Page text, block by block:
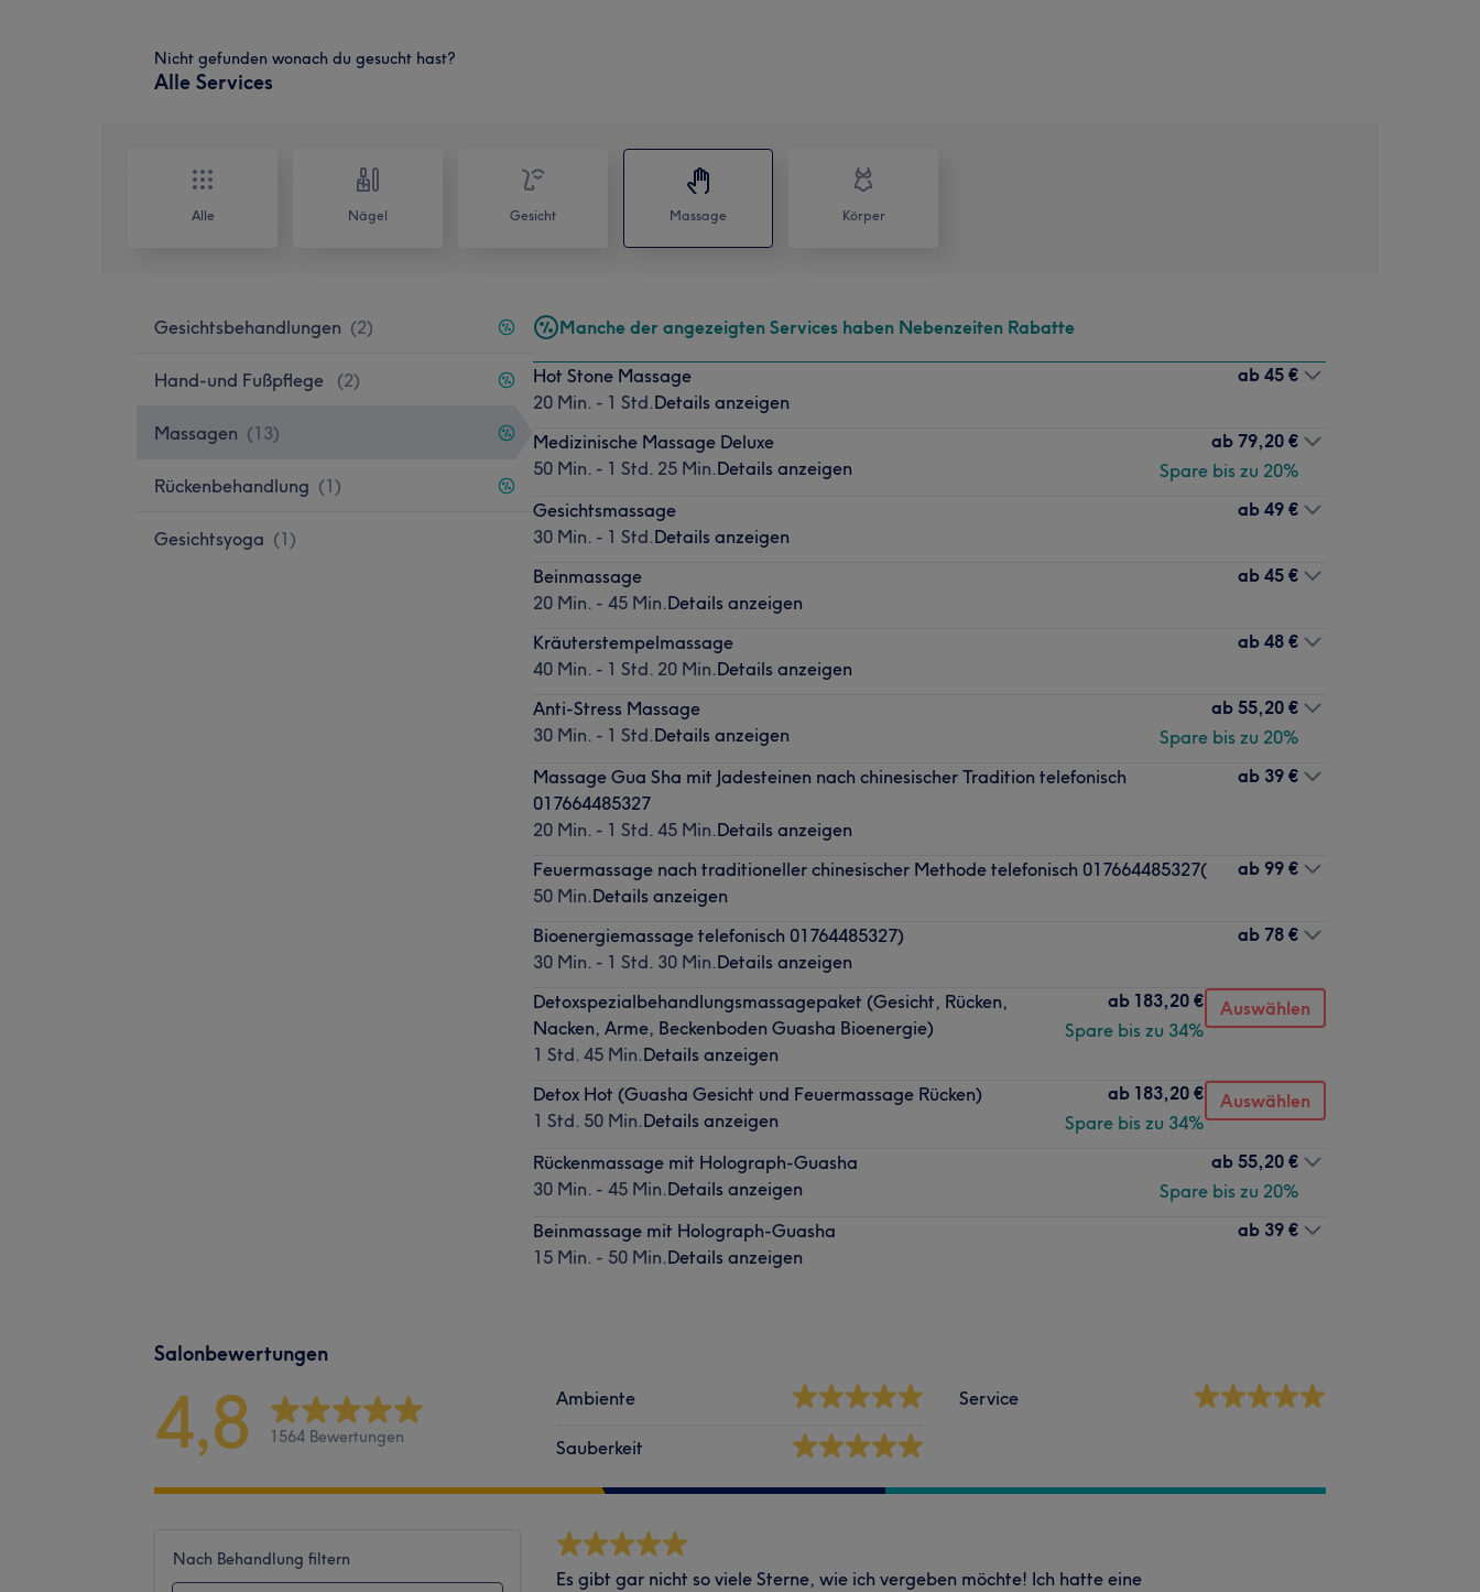
Nicht gefunden wonach du gesucht hast?
Alle Services
Alle Nägel Gesicht Massage Körper
Gesichtsbehandlungen (2)
Hand-und Fußpflege (2)
Massagen (13)
Rückenbehandlung (1)
Gesichtsyoga (1)
Manche der angezeigten Services haben Nebenzeiten Rabatte
Hot Stone Massage
20 Min. - 1 Std.Details anzeigen
ab 45 €
Medizinische Massage Deluxe
50 Min. - 1 Std. 25 Min.Details anzeigen
ab 79,20 €
Spare bis zu 20%
Gesichtsmassage
30 Min. - 1 Std.Details anzeigen
ab 49 €
Beinmassage
20 Min. - 45 Min.Details anzeigen
ab 45 €
Kräuterstempelmassage
40 Min. - 1 Std. 20 Min.Details anzeigen
ab 48 €
Anti-Stress Massage
30 Min. - 1 Std.Details anzeigen
ab 55,20 €
Spare bis zu 20%
Massage Gua Sha mit Jadesteinen nach chinesischer Tradition telefonisch
017664485327
20 Min. - 1 Std. 45 Min.Details anzeigen
ab 39 €
Feuermassage nach traditioneller chinesischer Methode telefonisch 017664485327(
50 Min.Details anzeigen
ab 99 €
Bioenergiemassage telefonisch 01764485327)
30 Min. - 1 Std. 30 Min.Details anzeigen
ab 78 €
Detoxspezialbehandlungsmassagepaket (Gesicht, Rücken,
Nacken, Arme, Beckenboden Guasha Bioenergie)
1 Std. 45 Min.Details anzeigen
ab 183,20 €
Spare bis zu 34%
Auswählen
Detox Hot (Guasha Gesicht und Feuermassage Rücken)
1 Std. 50 Min.Details anzeigen
ab 183,20 €
Spare bis zu 34%
Auswählen
Rückenmassage mit Holograph-Guasha
30 Min. - 45 Min.Details anzeigen
ab 55,20 €
Spare bis zu 20%
Beinmassage mit Holograph-Guasha
15 Min. - 50 Min.Details anzeigen
ab 39 €
Salonbewertungen
4,8 1564 Bewertungen
Ambiente
Sauberkeit
Service
Nach Behandlung filtern
Es gibt gar nicht so viele Sterne, wie ich vergeben möchte! Ich hatte eine